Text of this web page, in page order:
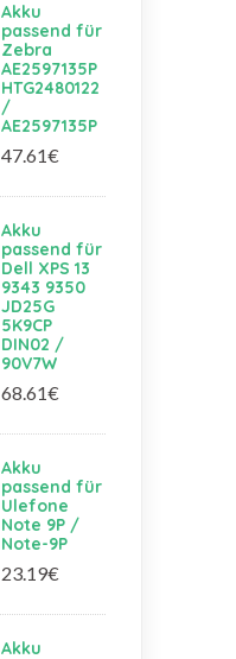
Akku
passend für
Zebra
AE2597135P
HTG2480122
/
AE2597135P
47.61€
Akku
passend für
Dell XPS 13
9343 9350
JD25G
5K9CP
DIN02 /
90V7W
68.61€
Akku
passend für
Ulefone
Note 9P /
Note-9P
23.19€
Akku